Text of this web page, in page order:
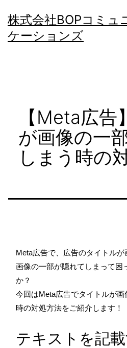
ン
テ
株式会社BOPコミュ
ケーションズ
【Meta広
が画像の一
しまう時の
Meta広告で、広告のタイトルが
画像の一部が隠れてしまって困
か？
今回はMeta広告でタイトルが画
時の対処方法をご紹介します！
テキストを記